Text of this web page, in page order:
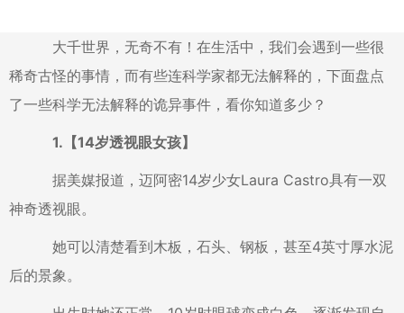
大千世界，无奇不有！在生活中，我们会遇到一些很
稀奇古怪的事情，而有些连科学家都无法解释的，下面盘点
了一些科学无法解释的诡异事件，看你知道多少？
1.【14岁透视眼女孩】
据美媒报道，迈阿密14岁少女Laura Castro具有一双
神奇透视眼。
她可以清楚看到木板，石头、钢板，甚至4英寸厚水泥
后的景象。